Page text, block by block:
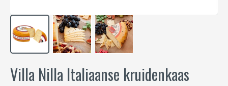
Villa Nilla Italiaanse kruidenkaas